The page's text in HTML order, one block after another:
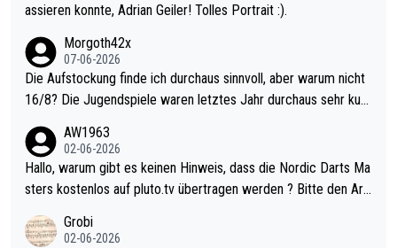
assieren konnte, Adrian Geiler! Tolles Portrait :).
Morgoth42x
07-06-2026
Die Aufstockung finde ich durchaus sinnvoll, aber warum nicht
16/8? Die Jugendspiele waren letztes Jahr durchaus sehr kurz
Allerdings ist Mitchell Lawrie als Nummer 1 der Welt eh qualifi
ziert. Somit ändert die automatische Qualifikation des Weltmei
sters erstmal nichts. Ich denke sie wollen damit für nächstes J
ohl wenig WDF Turniere spielen. Dies war bei Archie Self letzt
AW1963
02-06-2026
Hallo, warum gibt es keinen Hinweis, dass die Nordic Darts Ma
sters kostenlos auf pluto.tv übertragen werden ? Bitte den Arti
Grobi
02-06-2026